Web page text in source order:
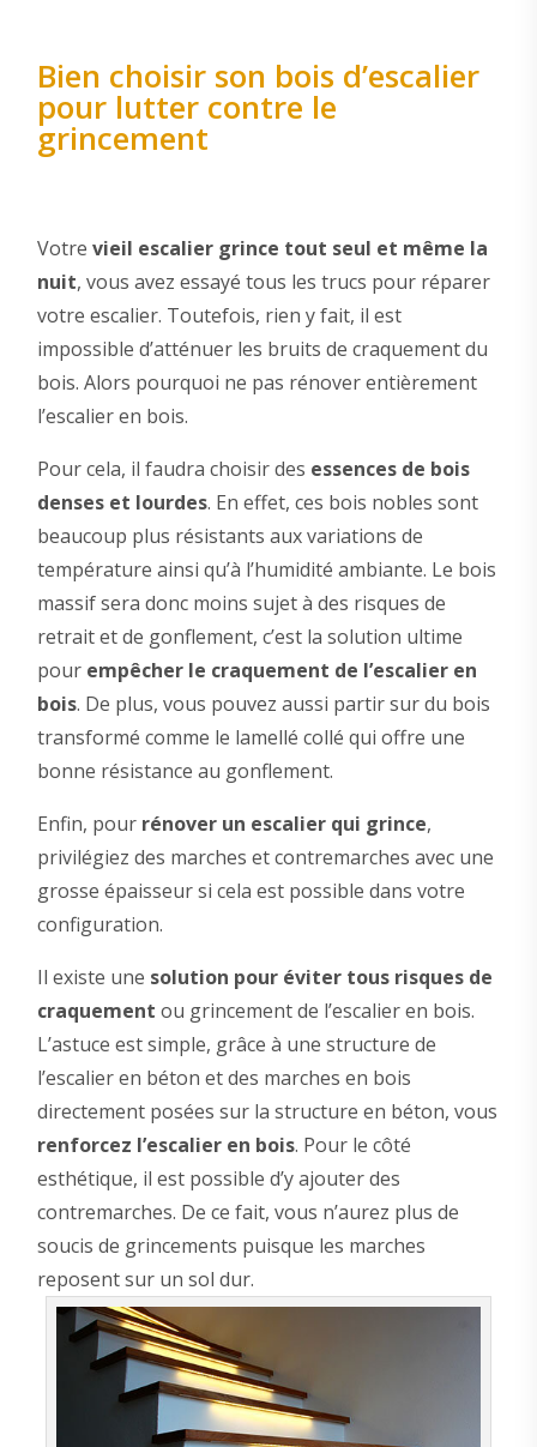
Bien choisir son bois d’escalier
pour lutter contre le
grincement
Votre vieil escalier grince tout seul et même la
nuit, vous avez essayé tous les trucs pour réparer
votre escalier. Toutefois, rien y fait, il est
impossible d’atténuer les bruits de craquement du
bois. Alors pourquoi ne pas rénover entièrement
l’escalier en bois.
Pour cela, il faudra choisir des essences de bois
denses et lourdes. En effet, ces bois nobles sont
beaucoup plus résistants aux variations de
température ainsi qu’à l’humidité ambiante. Le bois
massif sera donc moins sujet à des risques de
retrait et de gonflement, c’est la solution ultime
pour empêcher le craquement de l’escalier en
bois. De plus, vous pouvez aussi partir sur du bois
transformé comme le lamellé collé qui offre une
bonne résistance au gonflement.
Enfin, pour rénover un escalier qui grince,
privilégiez des marches et contremarches avec une
grosse épaisseur si cela est possible dans votre
configuration.
Il existe une solution pour éviter tous risques de
craquement ou grincement de l’escalier en bois.
L’astuce est simple, grâce à une structure de
l’escalier en béton et des marches en bois
directement posées sur la structure en béton, vous
renforcez l’escalier en bois. Pour le côté
esthétique, il est possible d’y ajouter des
contremarches. De ce fait, vous n’aurez plus de
soucis de grincements puisque les marches
reposent sur un sol dur.